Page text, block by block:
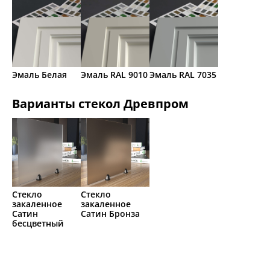
Эмаль Белая Эмаль RAL 9010Эмаль RAL 7035
Варианты стекол Древпром
Стекло
закаленное
Сатин
бесцветный
Стекло
закаленное
Сатин Бронза